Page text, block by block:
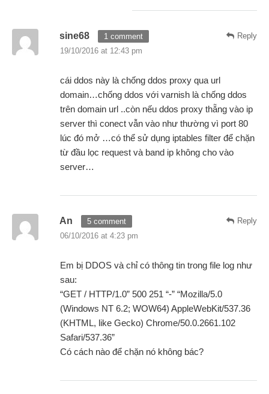
Reply
sine68
1 comment
19/10/2016 at 12:43 pm
cái ddos này là chống ddos proxy qua url
domain…chống ddos với varnish là chống ddos
trên domain url ..còn nếu ddos proxy thẵng vào ip
server thì conect vẫn vào như thường vì port 80
lúc đó mở …có thể sử dụng iptables filter để chặn
từ đầu lọc request và band ip không cho vào
server…
Reply
An
5 comment
06/10/2016 at 4:23 pm
Em bị DDOS và chỉ có thông tin trong file log như
sau:
“GET / HTTP/1.0” 500 251 “-” “Mozilla/5.0
(Windows NT 6.2; WOW64) AppleWebKit/537.36
(KHTML, like Gecko) Chrome/50.0.2661.102
Safari/537.36”
Có cách nào để chặn nó không bác?